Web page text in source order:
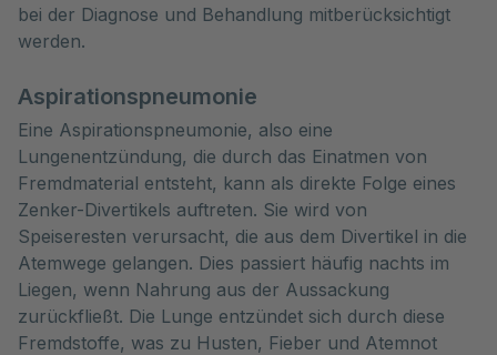
bei der Diagnose und Behandlung mitberücksichtigt
werden.
Aspirationspneumonie
Eine Aspirationspneumonie, also eine
Lungenentzündung, die durch das Einatmen von
Fremdmaterial entsteht, kann als direkte Folge eines
Zenker-Divertikels auftreten. Sie wird von
Speiseresten verursacht, die aus dem Divertikel in die
Atemwege gelangen. Dies passiert häufig nachts im
Liegen, wenn Nahrung aus der Aussackung
zurückfließt. Die Lunge entzündet sich durch diese
Fremdstoffe, was zu Husten, Fieber und Atemnot